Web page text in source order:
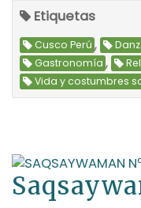
Etiquetas
Cusco Perú ,
Gastronomía ,
Vida y costumbres